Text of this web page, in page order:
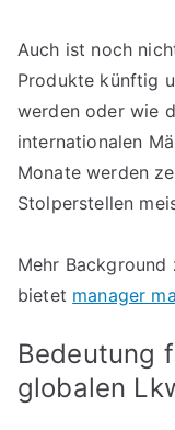
Auch ist noch
Produkte künftig
werden oder wie
internationalen
Monate werden
Stolperstellen
Mehr Background
bietet manager
Bedeutung
globalen